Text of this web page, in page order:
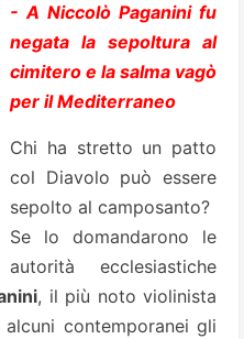
- A Niccolò Paganini fu
negata la sepoltura al
cimitero e la salma vagò
per il Mediterraneo
Chi ha stretto un patto
col Diavolo può essere
sepolto al camposanto?
Se lo domandarono le
autorità ecclesiastiche
, il più noto violinista
contemporanei gli